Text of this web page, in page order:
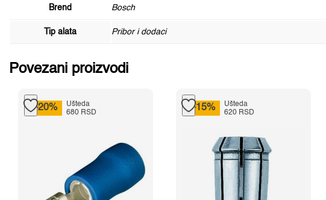
Brend Bosch
Tip alata Pribor i dodaci
Povezani proizvodi
-20%
Ušteda
680 RSD
-15%
Ušteda
620 RSD